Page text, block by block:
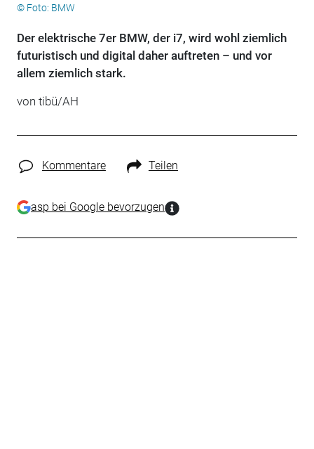
© Foto: BMW
Der elektrische 7er BMW, der i7, wird wohl ziemlich
futuristisch und digital daher auftreten – und vor
allem ziemlich stark.
von tibü/AH
Kommentare Teilen
asp bei Google bevorzugen